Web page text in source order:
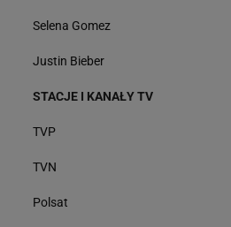
Selena Gomez
Justin Bieber
STACJE I KANAŁY TV
TVP
TVN
Polsat